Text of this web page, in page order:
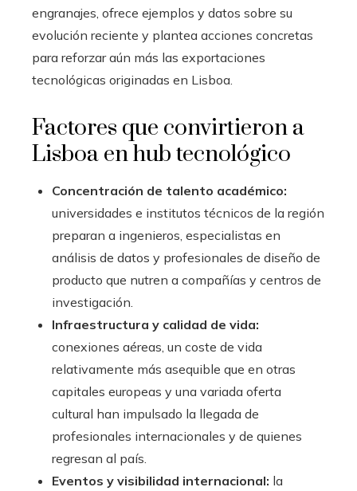
engranajes, ofrece ejemplos y datos sobre su
evolución reciente y plantea acciones concretas
para reforzar aún más las exportaciones
tecnológicas originadas en Lisboa.
Factores que convirtieron a
Lisboa en hub tecnológico
Concentración de talento académico:
universidades e institutos técnicos de la región
preparan a ingenieros, especialistas en
análisis de datos y profesionales de diseño de
producto que nutren a compañías y centros de
investigación.
Infraestructura y calidad de vida:
conexiones aéreas, un coste de vida
relativamente más asequible que en otras
capitales europeas y una variada oferta
cultural han impulsado la llegada de
profesionales internacionales y de quienes
regresan al país.
Eventos y visibilidad internacional: la